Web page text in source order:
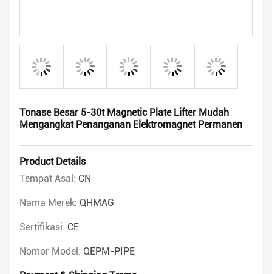
Tonase Besar 5-30t Magnetic Plate Lifter Mudah
Mengangkat Penanganan Elektromagnet Permanen
Product Details
Tempat Asal: CN
Nama Merek: QHMAG
Sertifikasi: CE
Nomor Model: QEPM-PIPE